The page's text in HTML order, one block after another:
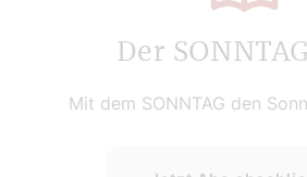
Der
Mit dem SONNTAG den